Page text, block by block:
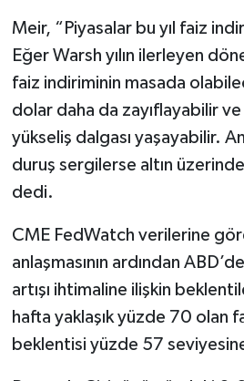
Meir, “Piyasalar bu yıl faiz
Eğer Warsh yılın ilerleyen
faiz indiriminin masada
dolar daha da zayıflayabilir ve
yükseliş dalgası yaşayabilir.
duruş sergilerse altın
dedi.
CME FedWatch verilerine göre
anlaşmasının ardından
artışı ihtimaline ilişkin
hafta yaklaşık yüzde 70 olan
beklentisi yüzde 57